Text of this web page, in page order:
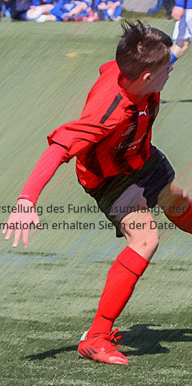
des Funktionsumfangs
erhalten Sie in der